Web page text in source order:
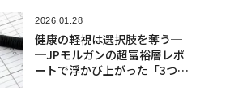
2026.01.28
健康の軽視は選択肢を奪う─
─JPモルガンの超富裕層レポ
ートで浮かび上がった「3つの